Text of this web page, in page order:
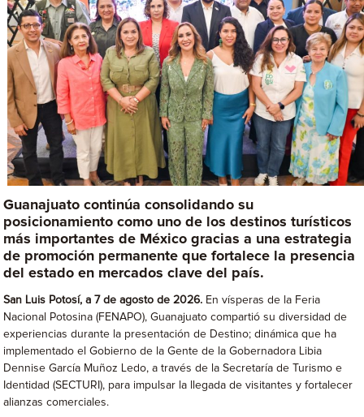
Guanajuato continúa consolidando su
posicionamiento como uno de los destinos turísticos
más importantes de México gracias a una estrategia
de promoción permanente que fortalece la presencia
del estado en mercados clave del país.
San Luis Potosí, a 7 de agosto de 2026. En vísperas de la Feria
Nacional Potosina (FENAPO), Guanajuato compartió su diversidad de
experiencias durante la presentación de Destino; dinámica que ha
implementado el Gobierno de la Gente de la Gobernadora Libia
Dennise García Muñoz Ledo, a través de la Secretaría de Turismo e
Identidad (SECTURI), para impulsar la llegada de visitantes y fortalecer
alianzas comerciales.